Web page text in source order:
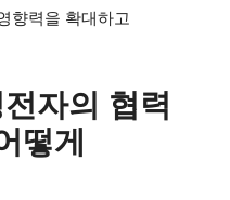
향력을 확대하고
자의 협력
떻게